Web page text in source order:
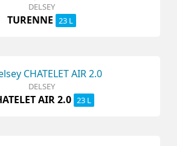
DELSEY
TURENNE 23 L
DELSEY
AIR 2.0 23 L